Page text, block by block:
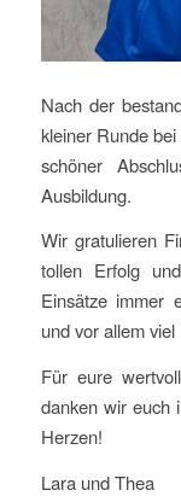
Nach der
kleiner Runde
schöner
Ausbildung.
Wir gratulieren
tollen Erfolg
Einsätze immer
und vor allem
Für eure
danken wir euch
Herzen!
Lara und Thea